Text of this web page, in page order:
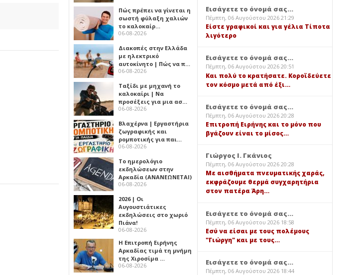
Πώς πρέπει να γίνεται η
σωστή φύλαξη χαλιών
το καλοκαίρ…
06-08-2026
Διακοπές στην Ελλάδα
με ηλεκτρικό
αυτοκίνητο | Πώς να π…
06-08-2026
Ταξίδι με μηχανή το
καλοκαίρι | Να
προσέξεις για μια ασ…
06-08-2026
Βλαχέρνα | Εργαστήρια
ζωγραφικής και
ρομποτικής για παι…
06-08-2026
Το ημερολόγιο
εκδηλώσεων στην
Αρκαδία (ΑΝΑΝΕΩΝΕΤΑΙ)
06-08-2026
2026 | Οι
Αυγουστιάτικες
εκδηλώσεις στο χωριό
Πιάνα!
06-08-2026
Η Επιτροπή Ειρήνης
Αρκαδίας τιμά τη μνήμη
της Χιροσίμα …
06-08-2026
Εισάγετε το όνομά σας...
Πέμπτη, 06 Αυγούστου 2026 21:29
Είστε γραφικοί και για γέλια Τίποτα
λιγότερο
Εισάγετε το όνομά σας...
Πέμπτη, 06 Αυγούστου 2026 20:51
Και πολύ το κρατήσατε. Κοροϊδεύετε
τον κόσμο μετά από έξι…
Εισάγετε το όνομά σας...
Πέμπτη, 06 Αυγούστου 2026 20:28
Επιτροπή Ειρήνης και το μόνο που
βγάζουν είναι το μίσος…
Γιώργος Ι. Γκάνιος
Πέμπτη, 06 Αυγούστου 2026 20:28
Με αισθήματα πνευματικής χαράς,
εκφράζουμε θερμά συγχαρητήρια
στον πατέρα Άρη…
Εισάγετε το όνομά σας...
Πέμπτη, 06 Αυγούστου 2026 18:58
Εσύ να είσαι με τους πολέμους
"Γιώργη" και με τους…
Εισάγετε το όνομά σας...
Πέμπτη, 06 Αυγούστου 2026 18:44